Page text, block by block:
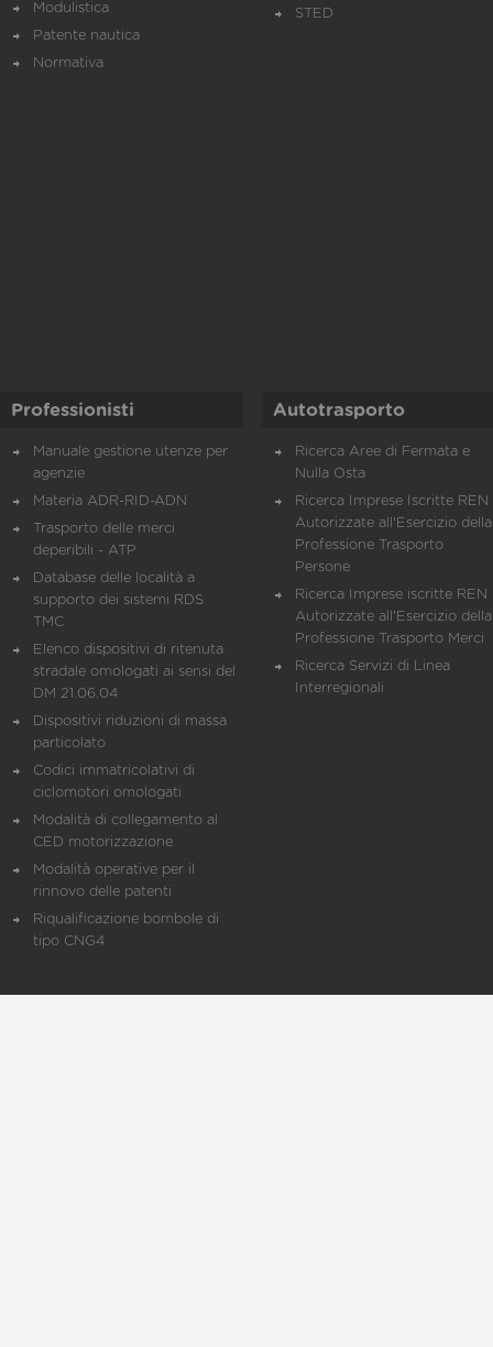
Modulistica
Patente nautica
Normativa
STED
Professionisti
Manuale gestione utenze per
agenzie
Materia ADR-RID-ADN
Trasporto delle merci
deperibili - ATP
Database delle località a
supporto dei sistemi RDS
TMC
Elenco dispositivi di ritenuta
stradale omologati ai sensi del
DM 21.06.04
Dispositivi riduzioni di massa
particolato
Codici immatricolativi di
ciclomotori omologati
Modalità di collegamento al
CED motorizzazione
Modalità operative per il
rinnovo delle patenti
Riqualificazione bombole di
tipo CNG4
Autotrasporto
Ricerca Aree di Fermata e
Nulla Osta
Ricerca Imprese Iscritte REN
Autorizzate all'Esercizio della
Professione Trasporto
Persone
Ricerca Imprese iscritte REN
Autorizzate all'Esercizio della
Professione Trasporto Merci
Ricerca Servizi di Linea
Interregionali